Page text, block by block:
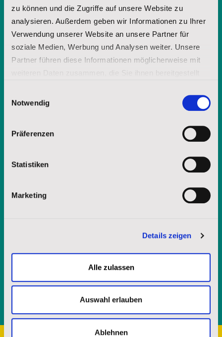
zu können und die Zugriffe auf unsere Website zu
analysieren. Außerdem geben wir Informationen zu Ihrer
Verwendung unserer Website an unsere Partner für
soziale Medien, Werbung und Analysen weiter. Unsere
Partner führen diese Informationen möglicherweise mit
gesammelt haben.
Notwendig
Präferenzen
Statistiken
Marketing
Details zeigen
Alle zulassen
Auswahl erlauben
Ablehnen
Möchten Sie weitere Informationen
über die Lakota-Spiritualität? Fordern
Sie unsere Broschüre an.
Vorname
Einwilligung informieren wir Sie per E-Mail mit unserer Broschüre über
ANFORDERN